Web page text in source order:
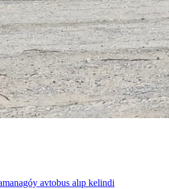
avtobus alıp kelindi